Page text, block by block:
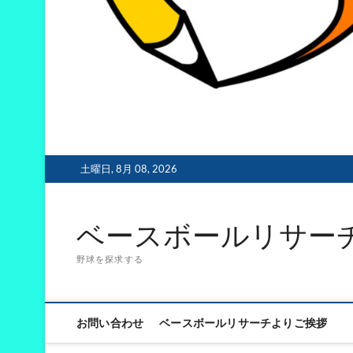
土曜日, 8月 08, 2026
ベースボールリサー
野球を探求する
お問い合わせ ベースボールリサーチよりご挨拶